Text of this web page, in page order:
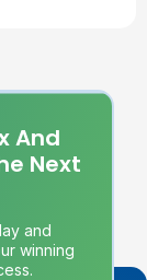
And
Next
and
winning